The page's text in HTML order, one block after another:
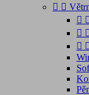
 
 
 
 